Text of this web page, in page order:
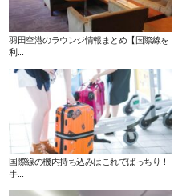
羽田空港のラウンジ情報まとめ【国際線を
利...
国際線の機内持ち込みはこれでばっちり！
手...